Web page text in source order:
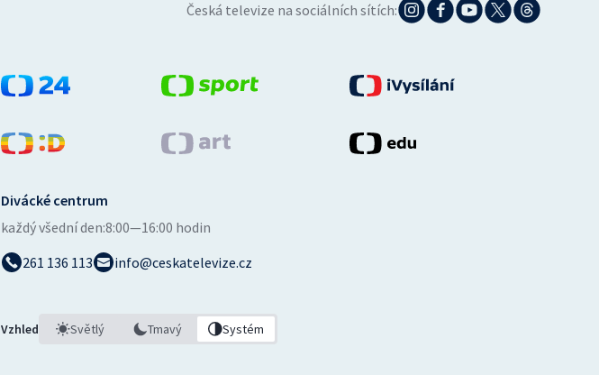
Česká televize na sociálních sítích:
Divácké centrum
každý všední den:8:00—16:00 hodin
261 136 113
info@ceskatelevize.cz
Vzhled Světlý Tmavý Systém